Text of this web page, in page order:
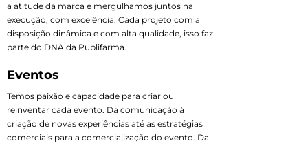
a atitude da marca e mergulhamos juntos na
execução, com excelência. Cada projeto com a
disposição dinâmica e com alta qualidade, isso faz
parte do DNA da Publifarma.
Eventos
Temos paixão e capacidade para criar ou
reinventar cada evento. Da comunicação à
criação de novas experiências até as estratégias
comerciais para a comercialização do evento. Da